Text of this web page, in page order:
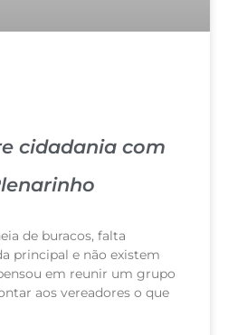
cidadania com
de buracos, falta
principal e não existem
em reunir um grupo
aos vereadores o que